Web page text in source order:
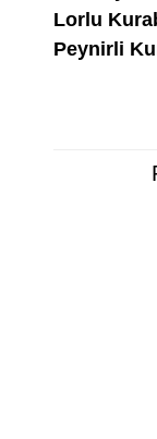
Lorlu
Peynirli